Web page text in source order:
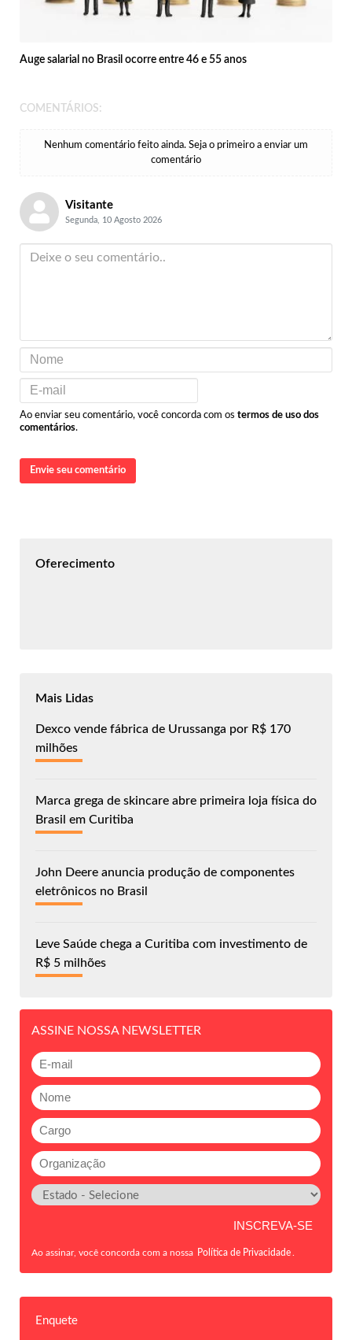
Auge salarial no Brasil ocorre entre 46 e 55 anos
COMENTÁRIOS:
Nenhum comentário feito ainda. Seja o primeiro a enviar um
comentário
Visitante
Segunda, 10 Agosto 2026
Ao enviar seu comentário, você concorda com os termos de uso dos
comentários.
Envie seu comentário
Oferecimento
Mais Lidas
Dexco vende fábrica de Urussanga por R$ 170
milhões
Marca grega de skincare abre primeira loja física do
Brasil em Curitiba
John Deere anuncia produção de componentes
eletrônicos no Brasil
Leve Saúde chega a Curitiba com investimento de
R$ 5 milhões
ASSINE NOSSA NEWSLETTER
Ao assinar, você concorda com a nossa Política de Privacidade
Enquete